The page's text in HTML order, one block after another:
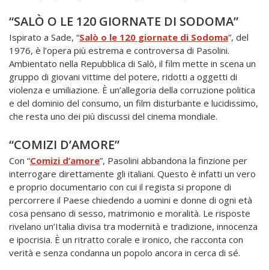
“SALÒ O LE 120 GIORNATE DI SODOMA”
Ispirato a Sade, “Salò o le 120 giornate di Sodoma”, del
1976, è l’opera più estrema e controversa di Pasolini.
Ambientato nella Repubblica di Salò, il film mette in scena un
gruppo di giovani vittime del potere, ridotti a oggetti di
violenza e umiliazione. È un’allegoria della corruzione politica
e del dominio del consumo, un film disturbante e lucidissimo,
che resta uno dei più discussi del cinema mondiale.
“COMIZI D’AMORE”
Con “Comizi d’amore”, Pasolini abbandona la finzione per
interrogare direttamente gli italiani. Questo è infatti un vero
e proprio documentario con cui il regista si propone di
percorrere il Paese chiedendo a uomini e donne di ogni età
cosa pensano di sesso, matrimonio e moralità. Le risposte
rivelano un’Italia divisa tra modernità e tradizione, innocenza
e ipocrisia. È un ritratto corale e ironico, che racconta con
verità e senza condanna un popolo ancora in cerca di sé.